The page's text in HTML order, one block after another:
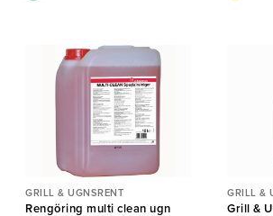
GRILL & UGNSRENT
Rengöring multi clean ugn
GRILL &
Grill &